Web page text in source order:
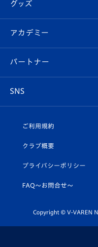
チケット
イベント
メディア
ホームタウン
スタッフプロフィール
マスコット紹介
平和祈念活動
ホームタウン活動
Revive Team
ヴィヴィくんの長崎おも
フォトギャラリー
スタジアムグルメ
V-LOVERS（ファンク
プレイヤーズスイート
グッズ
オンラインショップ
店舗情報
アカデミー
育成からのお知らせ
U-18
スクール
パートナー
SNS
ヴィヴィくんインスタグ
公式LINE＠
ご利用規約
クラブ概要
プライバシーポリシー
FAQ〜お問合せ〜
Copyright © V-VAREN